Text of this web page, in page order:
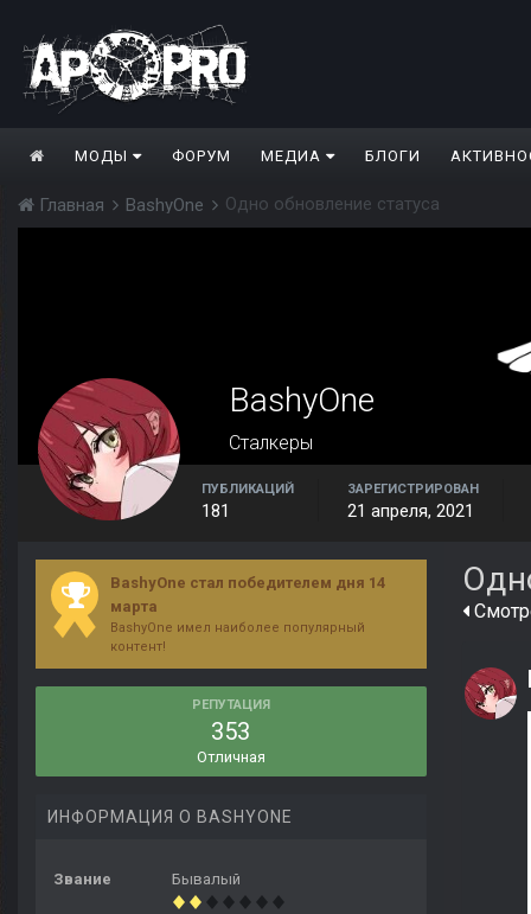
МОДЫ ФОРУМ МЕДИА БЛОГИ
Главная BashyOne Одно обновление статуса
BashyOne
Сталкеры
ПУБЛИКАЦИЙ
181
ЗАРЕГИСТРИРОВАН
21 апреля, 2021
BashyOne стал победителем дня 14
марта
BashyOne имел наиболее популярный
контент!
РЕПУТАЦИЯ
353
Отличная
ИНФОРМАЦИЯ О BASHYONE
Звание Бывалый